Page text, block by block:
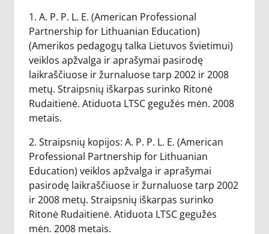
Contact Us
1. A. P. P. L. E. (American Professional
Partnership for Lithuanian Education)
(Amerikos pedagogų talka Lietuvos švietimui)
veiklos apžvalga ir aprašymai pasirodę
laikraščiuose ir žurnaluose tarp 2002 ir 2008
metų. Straipsnių iškarpas surinko Ritonė
Rudaitienė. Atiduota LTSC gegužės mėn. 2008
metais.
2. Straipsnių kopijos: A. P. P. L. E. (American
Professional Partnership for Lithuanian
Education) veiklos apžvalga ir aprašymai
pasirodę laikraščiuose ir žurnaluose tarp 2002
ir 2008 metų. Straipsnių iškarpas surinko
Ritonė Rudaitienė. Atiduota LTSC gegužės
mėn. 2008 metais.